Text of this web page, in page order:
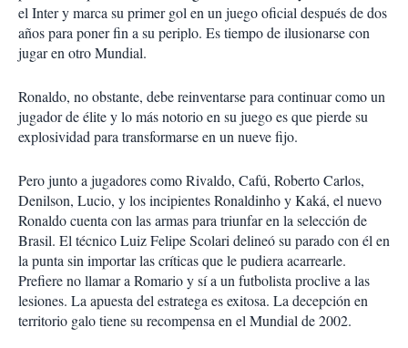
el Inter y marca su primer gol en un juego oficial después de dos
años para poner fin a su periplo. Es tiempo de ilusionarse con
jugar en otro Mundial.
Ronaldo, no obstante, debe reinventarse para continuar como un
jugador de élite y lo más notorio en su juego es que pierde su
explosividad para transformarse en un nueve fijo.
Pero junto a jugadores como Rivaldo, Cafú, Roberto Carlos,
Denilson, Lucio, y los incipientes Ronaldinho y Kaká, el nuevo
Ronaldo cuenta con las armas para triunfar en la selección de
Brasil. El técnico Luiz Felipe Scolari delineó su parado con él en
la punta sin importar las críticas que le pudiera acarrearle.
Prefiere no llamar a Romario y sí a un futbolista proclive a las
lesiones. La apuesta del estratega es exitosa. La decepción en
territorio galo tiene su recompensa en el Mundial de 2002.